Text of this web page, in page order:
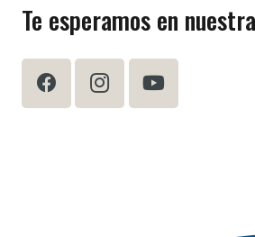
Te esperamos en